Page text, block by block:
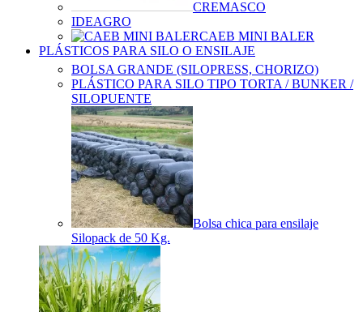
CREMASCO
IDEAGRO
CAEB MINI BALER
PLÁSTICOS PARA SILO O ENSILAJE
BOLSA GRANDE (SILOPRESS, CHORIZO)
PLÁSTICO PARA SILO TIPO TORTA / BUNKER /
SILOPUENTE
Bolsa chica para ensilaje
Silopack de 50 Kg.